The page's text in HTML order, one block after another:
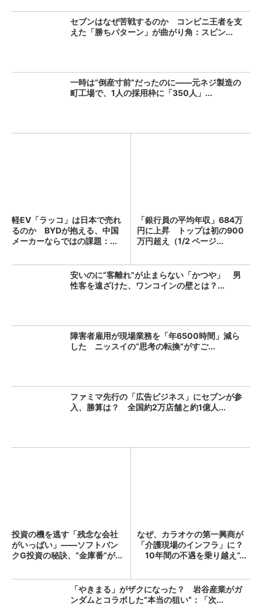
セブンはなぜ苦戦するのか コンビニ王者を支
えた「勝ちパターン」が曲がり角：スピン...
一時は“倒産寸前”だったのに――元ネジ製造の
町工場で、1人の採用枠に「350人」...
軽EV「ラッコ」は日本で売れ
るのか BYDが抱える、中国
メーカーならではの課題：...
「銀行員の平均年収」684万
円に上昇 トップは初の900
万円超え（1/2 ページ...
安いのに“客離れ”が止まらない「かつや」 男
性客を遠ざけた、ワンコインの壁とは？...
障害者雇用が現場業務を「年6500時間」減ら
した ニッスイの“思考の転換”がすご...
ファミマ先行の「広告ビジネス」にセブンが参
入、勝算は？ 全国約2万店舗と約1億人...
投資の機を逃す「残念な会社
がいっぱい」――ソフトバン
クG投資の秘訣、“金庫番”が...
なぜ、カラオケの第一興商が
「介護現場のインフラ」に？
10年間の不遇を乗り越え“...
「やきまる」がザクになった？ 岩谷産業がガ
ンダムとコラボした“本当の狙い”：「次...